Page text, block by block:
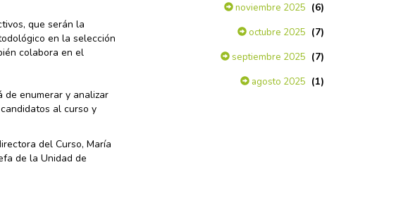
que serán la
en la selección
colabora en el
de enumerar y analizar
al curso y
del Curso, María
de la Unidad de
noviembre 2025 (6)
octubre 2025 (7)
septiembre 2025 (7)
agosto 2025 (1)